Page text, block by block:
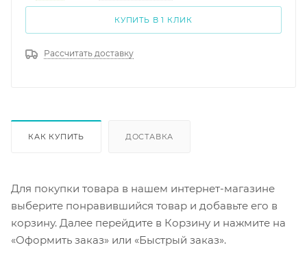
КУПИТЬ В 1 КЛИК
Рассчитать доставку
КАК КУПИТЬ ДОСТАВКА
Для покупки товара в нашем интернет-магазине
выберите понравившийся товар и добавьте его в
корзину. Далее перейдите в Корзину и нажмите на
«Оформить заказ» или «Быстрый заказ».